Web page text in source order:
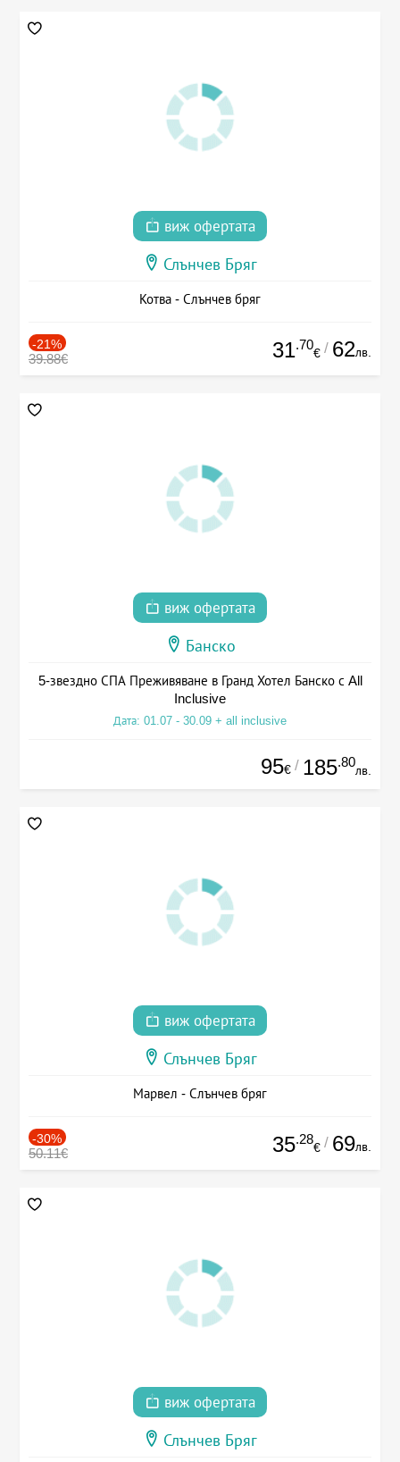
виж офертата
Слънчев Бряг
Котва - Слънчев бряг
-21%
39.88€ 31.70
€ / 62лв.
виж офертата
Банско
5-звездно СПА Преживяване в Гранд Хотел Банско с All
Inclusive
Дата: 01.07 - 30.09 + all inclusive
95€ / 185.80
лв.
виж офертата
Слънчев Бряг
Марвел - Слънчев бряг
-30%
50.11€ 35.28
€ / 69лв.
виж офертата
Слънчев Бряг